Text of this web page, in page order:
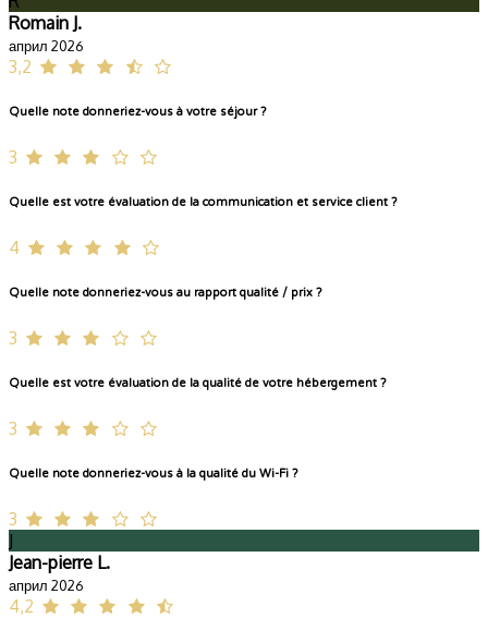
Romain J.
април 2026
3,2
Quelle note donneriez-vous à votre séjour ?
3
Quelle est votre évaluation de la communication et service client ?
4
Quelle note donneriez-vous au rapport qualité / prix ?
3
Quelle est votre évaluation de la qualité de votre hébergement ?
3
Quelle note donneriez-vous à la qualité du Wi-Fi ?
3
J
Jean-pierre L.
април 2026
4,2